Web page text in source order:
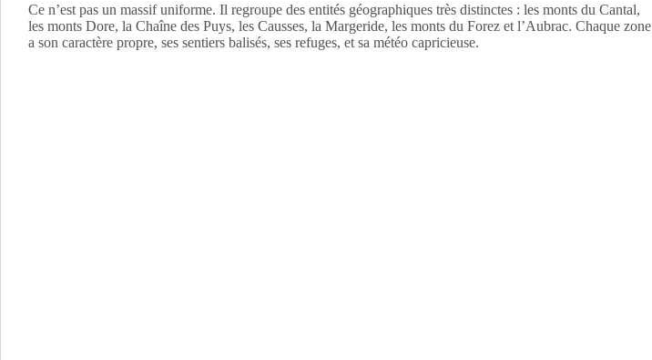
Ce n’est pas un massif uniforme. Il regroupe des entités géographiques très distinctes : les monts du Cantal,
les monts Dore, la Chaîne des Puys, les Causses, la Margeride, les monts du Forez et l’Aubrac. Chaque zone
a son caractère propre, ses sentiers balisés, ses refuges, et sa météo capricieuse.